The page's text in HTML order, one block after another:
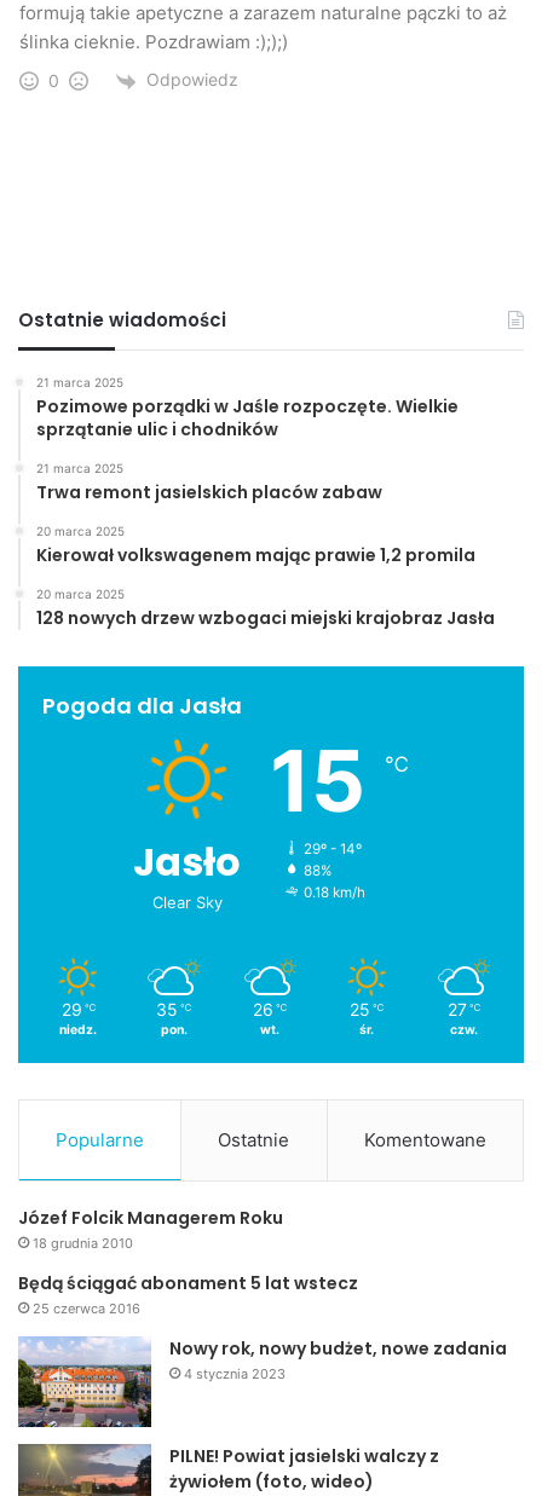
formują takie apetyczne a zarazem naturalne pączki to aż
ślinka cieknie. Pozdrawiam :););)
0 Odpowiedz
Ostatnie wiadomości
21 marca 2025
Pozimowe porządki w Jaśle rozpoczęte. Wielkie
sprzątanie ulic i chodników
21 marca 2025
Trwa remont jasielskich placów zabaw
20 marca 2025
Kierował volkswagenem mając prawie 1,2 promila
20 marca 2025
128 nowych drzew wzbogaci miejski krajobraz Jasła
Pogoda dla Jasła
Jasło
Clear Sky
15 ℃
29º - 14º
88%
0.18 km/h
29 ℃
niedz.
35 ℃
pon.
26 ℃
wt.
25 ℃
śr.
27 ℃
czw.
Popularne Ostatnie Komentowane
Józef Folcik Managerem Roku
18 grudnia 2010
Będą ściągać abonament 5 lat wstecz
25 czerwca 2016
Nowy rok, nowy budżet, nowe zadania
4 stycznia 2023
PILNE! Powiat jasielski walczy z
żywiołem (foto, wideo)